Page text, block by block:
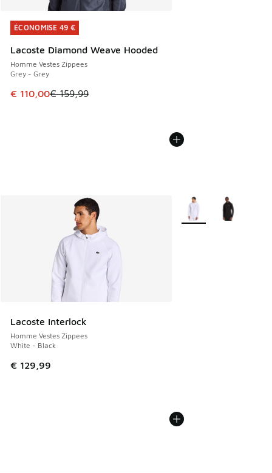
ÉCONOMISE 49 €
Lacoste Diamond Weave Hooded
Homme Vestes Zippees
Grey - Grey
Cet article est en promotion. Prix en baisse de € 159,99 à
€ 110,00€ 159,99
ÉCONOMISE 49 €
Lacoste Interlock
Homme Vestes Zippees
White - Black
€ 129,99
Plus de couleurs